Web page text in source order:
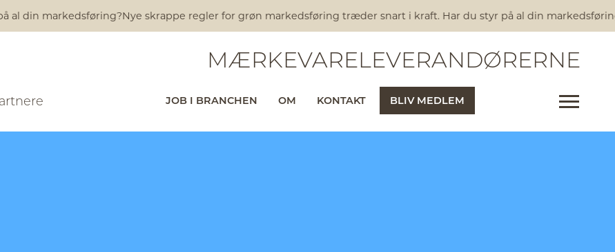
al din markedsføring?Nye skrappe regler for grøn markedsføring træder snart i kraft. Har du styr på al din
MÆRKEVARELEVERANDØRERNE
JOB I BRANCHEN OM KONTAKT BLIV MEDLEM